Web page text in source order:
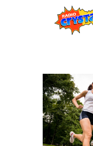
Estaciones
Eventos
Noticias